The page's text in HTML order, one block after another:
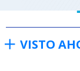
VISTO